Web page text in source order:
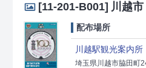
[11-201-B001] 川越市
配布場所
川越駅観光案内所
埼玉県川越市脇田町